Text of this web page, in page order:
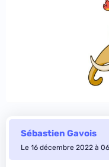
Sébastien Gavois
Le 16 décembre 2022 à